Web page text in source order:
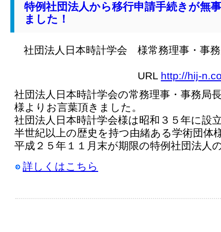
特例社団法人から移行申請手続きが無
ました！
社団法人日本時計学会 様常務理事・事
URL http://hij-
社団法人日本時計学会の常務理事・事務局
様よりお言葉頂きました。
社団法人日本時計学会様は昭和３５年に設
半世紀以上の歴史を持つ由緒ある学術団体
平成２５年１１月末が期限の特例社団法人
詳しくはこちら